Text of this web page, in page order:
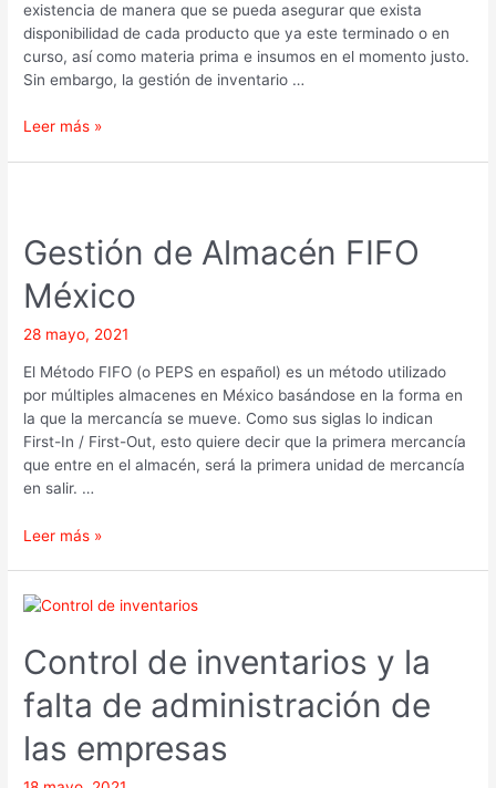
existencia de manera que se pueda asegurar que exista
disponibilidad de cada producto que ya este terminado o en
curso, así como materia prima e insumos en el momento justo.
Sin embargo, la gestión de inventario …
Leer más »
Gestión de Almacén FIFO
México
28 mayo, 2021
El Método FIFO (o PEPS en español) es un método utilizado
por múltiples almacenes en México basándose en la forma en
la que la mercancía se mueve. Como sus siglas lo indican
First-In / First-Out, esto quiere decir que la primera mercancía
que entre en el almacén, será la primera unidad de mercancía
en salir. …
Almacén
FIFO
México
Leer más »
Control de inventarios y la
falta de administración de
las empresas
Control
inventarios
y
la
falta
de
administración